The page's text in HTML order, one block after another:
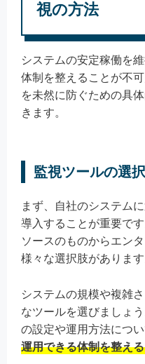
視の方法
システムの安定稼働を
体制を整えることが不
を未然に防ぐための具
きます。
監視ツールの選
まず、自社のシステム
導入することが重要で
ソースのものからエン
様々な選択肢があります
システムの規模や複雑
なツールを選びましょ
の設定や運用方法につい
運用できる体制を整え